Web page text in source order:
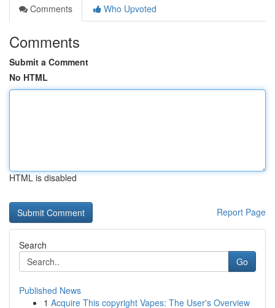
Comments
Who Upvoted
Comments
Submit a Comment
No HTML
HTML is disabled
Report Page
Search
Go
Published News
1 Acquire This copyright Vapes: The User's Overview